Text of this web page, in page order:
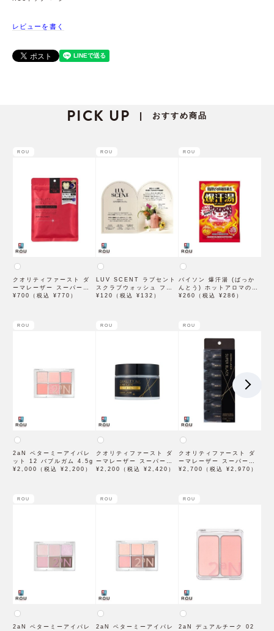
レビューを書く
PICK UP | おすすめ商品
ROU
クオリティファースト ダ
ーマレーザー スーパーレ
チノール100マスク 7枚入
¥700（税込 ¥770）
ROU
LUV SCENT ラブセント
スクラブウォッシュ フラ
ワーマーケット トライア
¥120（税込 ¥132）
ROU
バイソン 爆汗湯 (ばっか
んとう) ホットアロマの香
り 60g 入浴剤
¥260（税込 ¥286）
ROU
2aN ベターミーアイパレ
ット 12 バブルガム 4.5g
¥2,000（税込 ¥2,200）
ROU
クオリティファースト ダ
ーマレーザー スーパーブ
ラックVC100クリーム
¥2,200（税込 ¥2,420）
ROU
クオリティファースト ダ
ーマレーザー スーパーブ
ラックVC1ショット 28個
¥2,700（税込 ¥2,970）
ROU
2aN ベターミーアイパレ
ROU
2aN ベターミーアイパレ
ROU
2aN デュアルチーク 02